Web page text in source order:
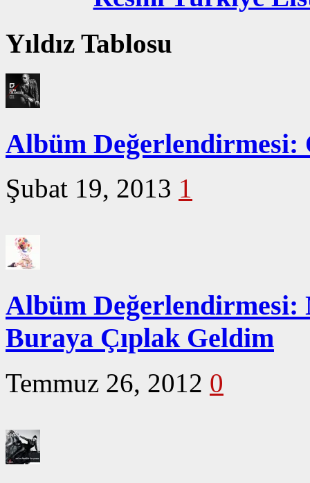
Yıldız Tablosu
Albüm Değerlendirmesi:
Şubat 19, 2013 1
Albüm
Buraya Çıplak Geldim
Temmuz 26, 2012 0